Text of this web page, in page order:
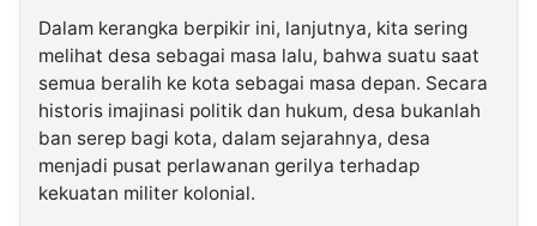
Dalam kerangka berpikir ini, lanjutnya, kita sering
melihat desa sebagai masa lalu, bahwa suatu saat
semua beralih ke kota sebagai masa depan. Secara
historis imajinasi politik dan hukum, desa bukanlah
ban serep bagi kota, dalam sejarahnya, desa
menjadi pusat perlawanan gerilya terhadap
kekuatan militer kolonial.